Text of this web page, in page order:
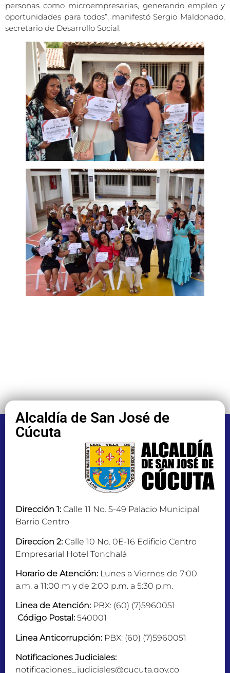
personas como microempresarias, generando empleo y
oportunidades para todos”, manifestó Sergio Maldonado,
secretario de Desarrollo Social.
Alcaldía de San José de
Cúcuta
Dirección 1: Calle 11 No. 5-49 Palacio Municipal
Barrio Centro
Direccion 2: Calle 10 No. 0E-16 Edificio Centro
Empresarial Hotel Tonchalá
Horario de Atención: Lunes a Viernes de 7:00
a.m. a 11:00 m y de 2:00 p.m. a 5:30 p.m.
Linea de Atención: PBX: (60) (7)5960051
Código Postal: 540001
Linea Anticorrupción: PBX: (60) (7)5960051
Notificaciones Judiciales:
notificaciones_judiciales@cucuta.gov.co